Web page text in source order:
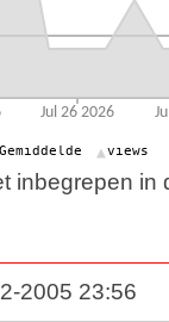
inbegrepen in
2005 23:56